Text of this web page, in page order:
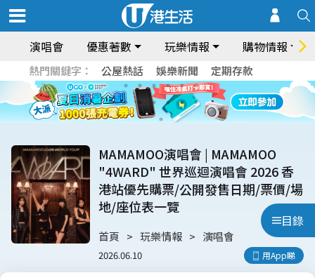
演唱會 優惠著數 玩樂情報 購物情報
熱門關鍵字： 公屋熱話 娛樂新聞 定期存款
目錄
MAMAMOO演唱會 | MAMAMOO
"4WARD" 世界巡迴演唱會 2026 香
港站優先購票/公開發售日期/票價/場
地/座位表一覽
首頁 玩樂情報 演唱會
2026.06.10 用App睇